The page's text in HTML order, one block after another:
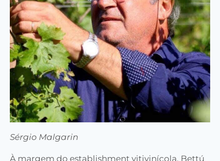
Sérgio Malgarin
À margem do establishment vitivinícola, Bettú